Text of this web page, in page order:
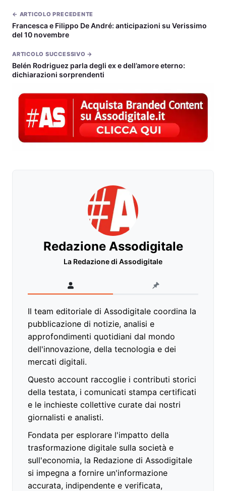
← ARTICOLO PRECEDENTE
Francesca e Filippo De André: anticipazioni su Verissimo
del 10 novembre
ARTICOLO SUCCESSIVO →
Belén Rodriguez parla degli ex e dell’amore eterno:
dichiarazioni sorprendenti
Redazione Assodigitale
La Redazione di Assodigitale
Il team editoriale di Assodigitale coordina la
pubblicazione di notizie, analisi e
approfondimenti quotidiani dal mondo
dell'innovazione, della tecnologia e dei
mercati digitali.
Questo account raccoglie i contributi storici
della testata, i comunicati stampa certificati
e le inchieste collettive curate dai nostri
giornalisti e analisti.
Fondata per esplorare l'impatto della
trasformazione digitale sulla società e
sull'economia, la Redazione di Assodigitale
si impegna a fornire un'informazione
accurata, indipendente e verificata,